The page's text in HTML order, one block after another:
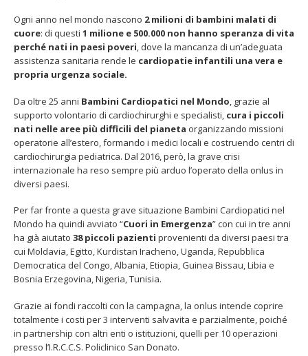
salvare
vita
piccoli
cardiopatici
Ogni anno nel mondo nascono 2 milioni di bambini malati di
cuore: di questi 1 milione e 500.000 non hanno speranza di vita
perché nati in paesi poveri, dove la mancanza di un’adeguata
assistenza sanitaria rende le cardiopatie infantili una vera e
propria urgenza sociale.
Da oltre 25 anni Bambini Cardiopatici nel Mondo, grazie al
supporto volontario di cardiochirurghi e specialisti, cura i piccoli
nati nelle aree più difficili del pianeta organizzando missioni
operatorie all’estero, formando i medici locali e costruendo centri di
cardiochirurgia pediatrica. Dal 2016, però, la grave crisi
internazionale ha reso sempre più arduo l’operato della onlus in
diversi paesi.
Per far fronte a questa grave situazione Bambini Cardiopatici nel
Mondo ha quindi avviato “Cuori in Emergenza” con cui in tre anni
ha già aiutato 38 piccoli pazienti provenienti da diversi paesi tra
cui Moldavia, Egitto, Kurdistan Iracheno, Uganda, Repubblica
Democratica del Congo, Albania, Etiopia, Guinea Bissau, Libia e
Bosnia Erzegovina, Nigeria, Tunisia.
Grazie ai fondi raccolti con la campagna, la onlus intende coprire
totalmente i costi per 3 interventi salvavita e parzialmente, poiché
in partnership con altri enti o istituzioni, quelli per 10 operazioni
presso l’I.R.C.C.S. Policlinico San Donato.
dintorni” per festeggiare i
anni di Fondazione TOG
Giugno 15, 2026
Opera Cardinal Ferrari
Giugno 15, 2026